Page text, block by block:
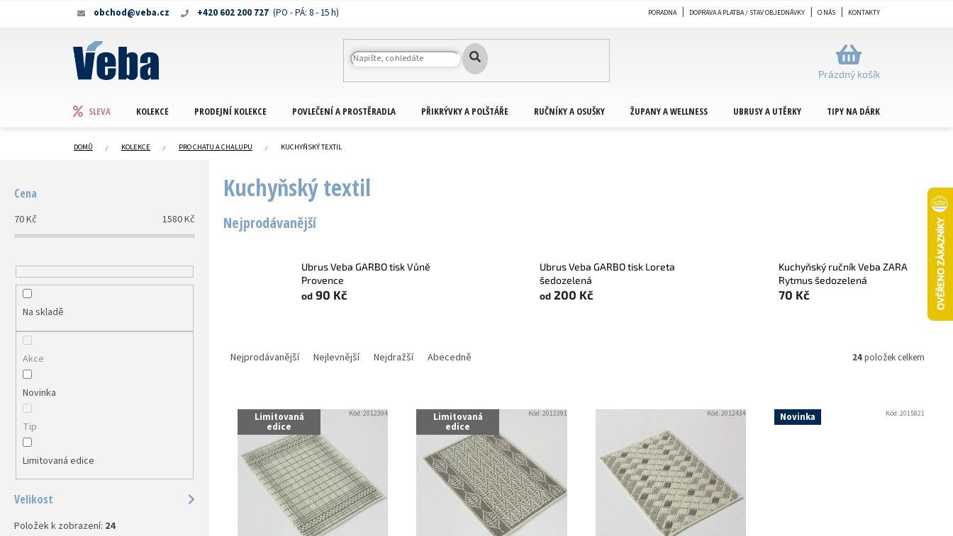
+420 602 200 727
obchod@veba.cz PORADNA DOPRAVA A PLATBA / STAV OBJEDNÁVKY O NÁS KONTAKTY
NÁKUPNÍ
KOŠÍK
Prázdný košík
SLEVA KOLEKCE PRODEJNÍ KOLEKCE POVLEČENÍ A PROSTĚRADLA PŘIKRÝVKY A POLŠTÁŘE RUČNÍKY A OSUŠKY ŽUPANY A WELLNESS UBRUSY A UTĚRKY TIPY NA DÁRKY
DOMŮ KOLEKCE PRO CHATU A CHALUPU KUCHYŇSKÝ TEXTIL
Cena
70Kč 1580Kč
Na skladě
Akce
Novinka
Tip
Limitovaná edice
Velikost
Položek k zobrazení: 24
Kuchyňský textil
Nejprodávanější
Ubrus Veba GARBO tisk Vůně
Provence
od 90 Kč
Ubrus Veba GARBO tisk Loreta
šedozelená
od 200 Kč
Kuchyňský ručník Veba ZARA
Rytmus šedozelená
70 Kč
Nejprodávanější Nejlevnější Nejdražší Abecedně 24položek celkem
Limitovaná
edice
Kód:2012394 Limitovaná
edice
Kód:2012391 Kód:2012434 Novinka Kód:2015821